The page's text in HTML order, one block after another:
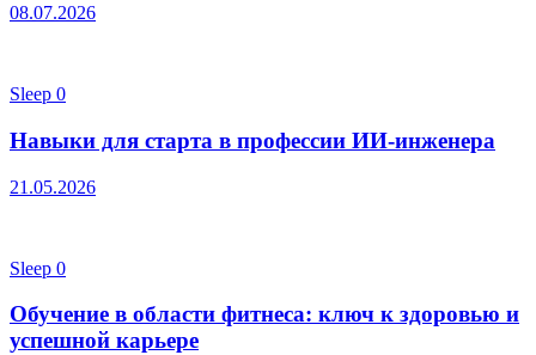
08.07.2026
Sleep 0
Навыки для старта в профессии ИИ-инженера
21.05.2026
Sleep 0
Обучение в области фитнеса: ключ к здоровью и
успешной карьере